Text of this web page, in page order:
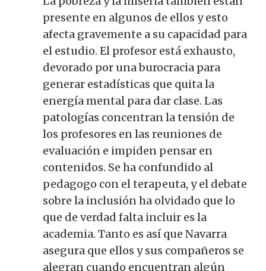
presente en algunos de ellos y esto
afecta gravemente a su capacidad para
el estudio. El profesor está exhausto,
devorado por una burocracia para
generar estadísticas que quita la
energía mental para dar clase. Las
patologías concentran la tensión de
los profesores en las reuniones de
evaluación e impiden pensar en
contenidos. Se ha confundido al
pedagogo con el terapeuta, y el debate
sobre la inclusión ha olvidado que lo
que de verdad falta incluir es la
academia. Tanto es así que Navarra
asegura que ellos y sus compañeros se
alegran cuando encuentran algún